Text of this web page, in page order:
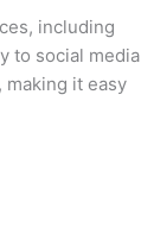
including
to social media
it easy